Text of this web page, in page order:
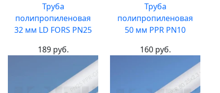
Труба
полипропиленовая
32 мм LD FORS PN25
189 руб.
Труба
полипропиленовая
50 мм PPR PN10
160 руб.